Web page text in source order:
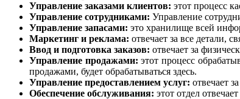
Управление заказами клиентов: этот процесс
Управление сотрудниками: Управление
Управление запасами: это хранилище всей
Маркетинг и реклама: отвечает за все детали,
Ввод и подготовка заказов: отвечает за
Управление продажами: этот процесс
продажами, будет обрабатываться здесь.
Управление предоставлением услуг: отвечает
Обеспечение обслуживания: этот отдел